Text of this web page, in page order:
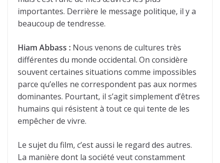
importantes. Derrière le message politique, il y a
beaucoup de tendresse.
Hiam Abbass : Nous venons de cultures très
différentes du monde occidental. On considère
souvent certaines situations comme impossibles
parce qu’elles ne correspondent pas aux normes
dominantes. Pourtant, il s’agit simplement d’êtres
humains qui résistent à tout ce qui tente de les
empêcher de vivre.
Le sujet du film, c’est aussi le regard des autres.
La manière dont la société veut constamment